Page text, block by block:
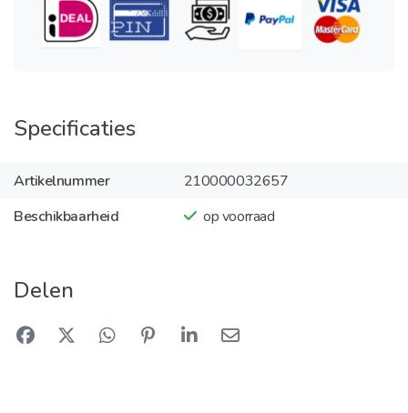
Specificaties
Artikelnummer
210000032657
Beschikbaarheid
op voorraad
Delen